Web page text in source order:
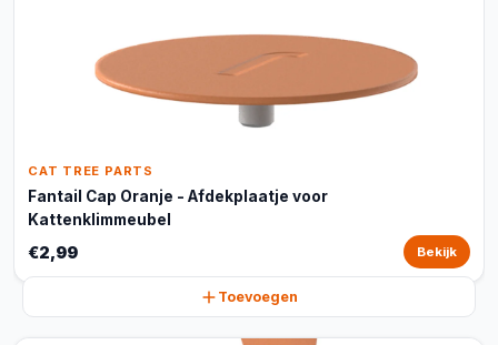
CAT TREE PARTS
Fantail Cap Oranje - Afdekplaatje voor
Kattenklimmeubel
€2,99 Bekijk
Toevoegen